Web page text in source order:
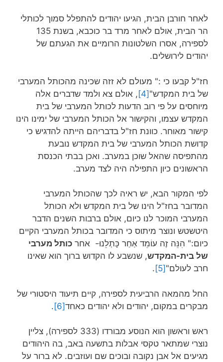
לאחר חורבן הבית, הגיעו יהודים להתפלל סמוך לכותלי
הר הבית, אולם לאחר מרד בר כוכבא, בשנת 135
לספירה, אסרו השלטונות הרומיים את הגעתם של
יהודים לירושלים.
חז"ל קבעו כי :" מעולם לא זזה שכינה מהכותל המערבי
של בית המקדש"[4]
, אולם צא ולמד שדברים אלה
מיוחסים על פי רוב הדעות לכותל המערבי של בית
המקדש עצמו, והקישור אל הכותל המערבי של ימינו הינו
קישור מאוחר. כוונת חז"ל בדבריהם הייתה להדגיש כי
קדושת הכותל המערבי של בית המקדש נובעת
מהתפיסה שהאל שוכן במערב. ואכן בבתי הכנסת
הראשונים כיון התפילה היה לצד מערב.
לפי המקור הבא, יש ראיה לכך שהכותל המערבי
המדובר בחז"ל הינו של בית המקדש ולא הכותל
המערבי המוכר לנו כיום, אולם ברבות השנים הדבר
היטשטש ונוצר מיתוס כי המדובר בכותל המערבי הקיים
כיום:" הִנֵּה זֶה עוֹמֵד אַחַר כָּתְלֵנוּ- אחר כותל מערבי
של בית-המקדש, שנשבע לו הקדוש ברוך הוא שאינו
חרב לעולם" [5]
.
החל מהמאה הרביעית לספירה, קיים תיעוד היסטורי של
מבקרים במקום, יהודים ולא יהודים כאחד[6]
.
ראש וראשון הוא הנוסע מבורדו (333 לספירה), צליין
נוצרי שמתאר טקסי אבלות בתשעה באב, בה היהודים
מגיעים אל אבן נקובה ובוכים שם ועוזבים. לא ברור על